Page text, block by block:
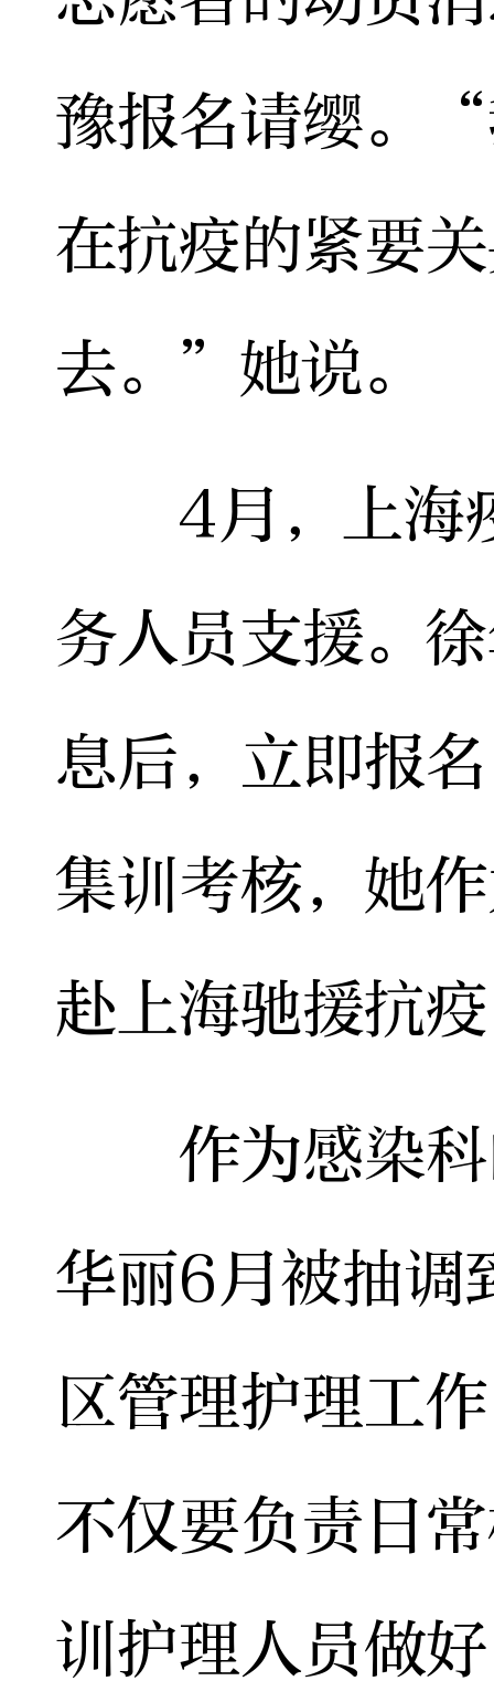
豫报名请缨。
在抗疫的紧要
去。”她说。
4月，上海疫
务人员支援。
息后，立即报
集训考核，她
赴上海驰援抗
作为感染科
华丽6月被抽调
区管理护理工
不仅要负责日
训护理人员做